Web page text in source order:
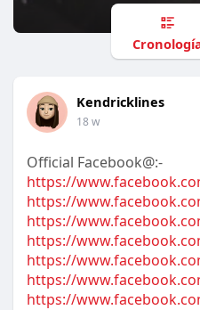
Kendricklines
18 w
Official Facebook@:-
https://
https://
https://
https://
https://
https://
https://